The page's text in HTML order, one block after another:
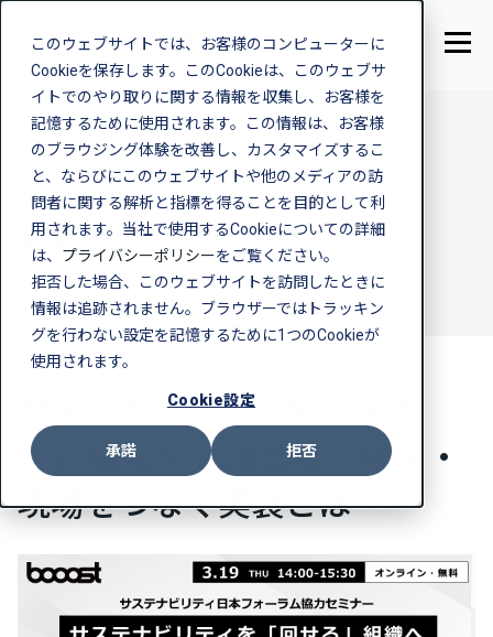
このウェブサイトでは、お客様のコンピューターに
Cookieを保存します。このCookieは、このウェブサ
イトでのやり取りに関する情報を収集し、お客様を
記憶するために使用されます。この情報は、お客様
のブラウジング体験を改善し、カスタマイズするこ
と、ならびにこのウェブサイトや他のメディアの訪
問者に関する解析と指標を得ることを目的として利
用されます。当社で使用するCookieについての詳細
は、 プライバシーポリシーをご覧ください。
拒否した場合、このウェブサイトを訪問したときに
情報は追跡されません。ブラウザーではトラッキン
グを行わない設定を記憶するために1つのCookieが
使用されます。
Cookie設定
承諾 拒否
Seminar
セミナー
サステナビリティを「回せ
る」組織へ​ ～担当者・経営・
現場をつなぐ実装とは～